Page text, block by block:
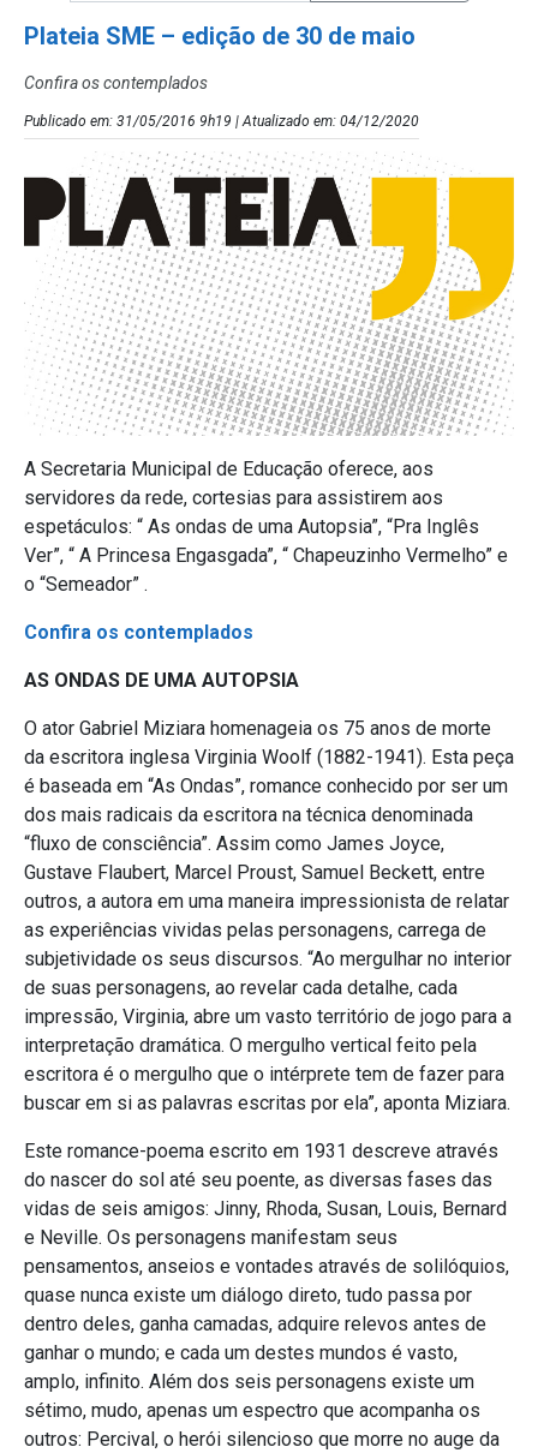
Plateia SME – edição de 30 de maio
Confira os contemplados
Publicado em: 31/05/2016 9h19 | Atualizado em: 04/12/2020
A Secretaria Municipal de Educação oferece, aos
servidores da rede, cortesias para assistirem aos
espetáculos: “ As ondas de uma Autopsia”, “Pra Inglês
Ver”, “ A Princesa Engasgada”, “ Chapeuzinho Vermelho” e
o “Semeador” .
Confira os contemplados
AS ONDAS DE UMA AUTOPSIA
O ator Gabriel Miziara homenageia os 75 anos de morte
da escritora inglesa Virginia Woolf (1882-1941). Esta peça
é baseada em “As Ondas”, romance conhecido por ser um
dos mais radicais da escritora na técnica denominada
“fluxo de consciência”. Assim como James Joyce,
Gustave Flaubert, Marcel Proust, Samuel Beckett, entre
outros, a autora em uma maneira impressionista de relatar
as experiências vividas pelas personagens, carrega de
subjetividade os seus discursos. “Ao mergulhar no interior
de suas personagens, ao revelar cada detalhe, cada
impressão, Virginia, abre um vasto território de jogo para a
interpretação dramática. O mergulho vertical feito pela
escritora é o mergulho que o intérprete tem de fazer para
buscar em si as palavras escritas por ela”, aponta Miziara.
Este romance-poema escrito em 1931 descreve através
do nascer do sol até seu poente, as diversas fases das
vidas de seis amigos: Jinny, Rhoda, Susan, Louis, Bernard
e Neville. Os personagens manifestam seus
pensamentos, anseios e vontades através de solilóquios,
quase nunca existe um diálogo direto, tudo passa por
dentro deles, ganha camadas, adquire relevos antes de
ganhar o mundo; e cada um destes mundos é vasto,
amplo, infinito. Além dos seis personagens existe um
sétimo, mudo, apenas um espectro que acompanha os
outros: Percival, o herói silencioso que morre no auge da